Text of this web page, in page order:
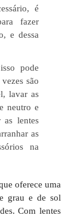
é
fazer
e dessa
pode
são
lavar as
neutro e
as lentes
as
na
oferece uma
grau e de sol
Com lentes